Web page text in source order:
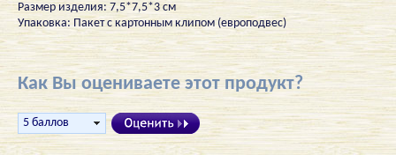
Размер изделия: 7,5*7,5*3 см
Упаковка: Пакет с картонным клипом (европодвес)
Как Вы оцениваете этот продукт?